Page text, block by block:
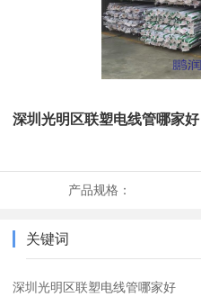
深圳光明区联塑电线管哪家好
产品规格：
关键词
深圳光明区联塑电线管哪家好